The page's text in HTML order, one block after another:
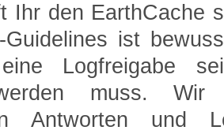
Ihr den EarthCache
Guidelines ist
Logfreigabe
muss.
Antworten und